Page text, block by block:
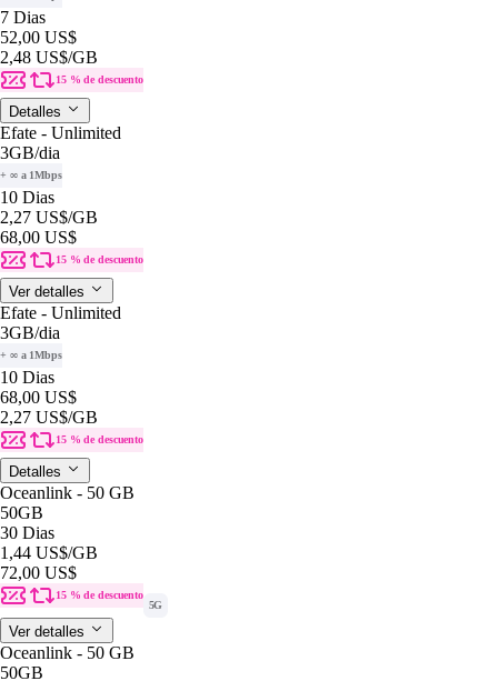
7 Dias
52,00 US$
2,48 US$/GB
15 % de descuento
Detalles
Efate - Unlimited
3GB/dia
+ ∞ a 1Mbps
10 Dias
2,27 US$/GB
68,00 US$
15 % de descuento
Ver detalles
Efate - Unlimited
3GB/dia
+ ∞ a 1Mbps
10 Dias
68,00 US$
2,27 US$/GB
15 % de descuento
Detalles
Oceanlink - 50 GB
50GB
30 Dias
1,44 US$/GB
72,00 US$
15 % de descuento
5G
Ver detalles
Oceanlink - 50 GB
50GB